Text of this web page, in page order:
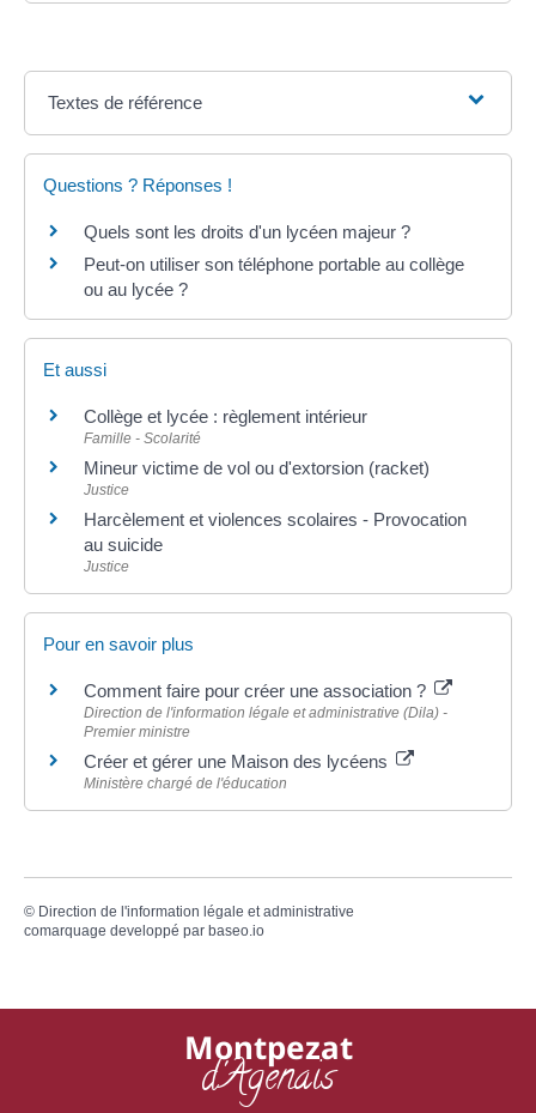
Textes de référence
Questions ? Réponses !
Quels sont les droits d'un lycéen majeur ?
Peut-on utiliser son téléphone portable au collège
ou au lycée ?
Et aussi
Collège et lycée : règlement intérieur
Famille - Scolarité
Mineur victime de vol ou d'extorsion (racket)
Justice
Harcèlement et violences scolaires - Provocation
au suicide
Justice
Pour en savoir plus
Comment faire pour créer une association ?
Direction de l'information légale et administrative (Dila) -
Premier ministre
Créer et gérer une Maison des lycéens
Ministère chargé de l'éducation
© Direction de l'information légale et administrative
comarquage developpé par baseo.io
Montpezat
d'Agenais